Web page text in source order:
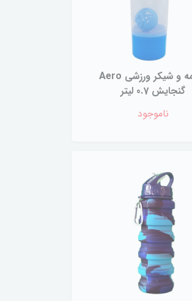
قمقمه و شیکر ورزشی Aero
گنجایش 0.7 لیتر
ناموجود